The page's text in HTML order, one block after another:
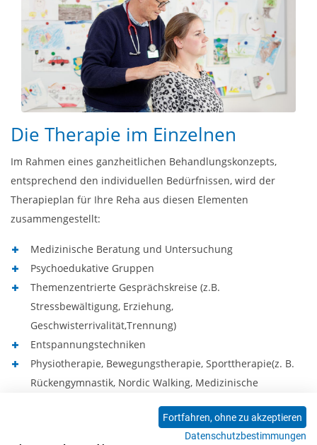
Die Therapie im Einzelnen
Im Rahmen eines ganzheitlichen Behandlungskonzepts,
entsprechend den individuellen Bedürfnissen, wird der
Therapieplan für Ihre Reha aus diesen Elementen
zusammengestellt:
Medizinische Beratung und Untersuchung
Psychoedukative Gruppen
Themenzentrierte Gesprächskreise (z.B.
Stressbewältigung, Erziehung,
Geschwisterrivalität,Trennung)
Entspannungstechniken
Physiotherapie, Bewegungstherapie, Sporttherapie(z. B.
Rückengymnastik, Nordic Walking, Medizinische
Gesundheitsbildung (z.B. Lehrküche,Fortfahren, ohne zu akzeptieren
Datenschutzbestimmungen